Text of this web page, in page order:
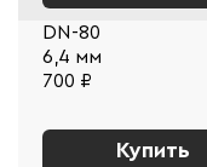
DN-80
6,4 мм
700 ₽
Купить